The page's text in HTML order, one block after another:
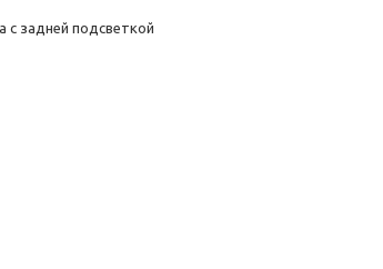
с задней подсветкой